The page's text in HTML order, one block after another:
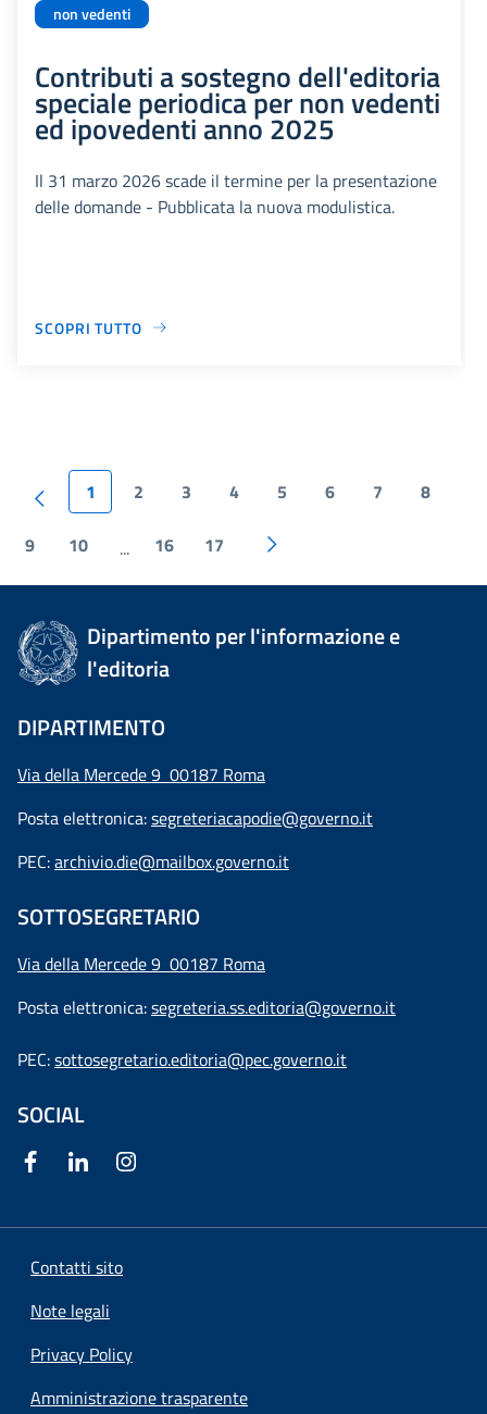
non vedenti
Contributi a sostegno dell'editoria
speciale periodica per non vedenti
ed ipovedenti anno 2025
Il 31 marzo 2026 scade il termine per la presentazione
delle domande - Pubblicata la nuova modulistica.
SCOPRI TUTTO
1 2 3 4 5 6 7 8
9 10 ... 16 17
Dipartimento per l'informazione e
l'editoria
DIPARTIMENTO
Via della Mercede 9 00187 Roma
Posta elettronica:segreteriacapodie@governo.it
PEC:archivio.die@mailbox.governo.it
SOTTOSEGRETARIO
Via della Mercede 9 00187 Roma
Posta elettronica:segreteria.ss.editoria@governo.it
PEC:sottosegretario.editoria@pec.governo.it
SOCIAL
Contatti sito
Note legali
Privacy Policy
Amministrazione trasparente